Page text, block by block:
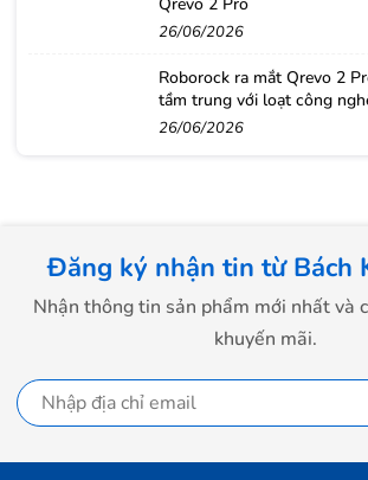
26/06/2026
Roborock ra mắt Qrevo 2
tầm trung với loạt công
cao cấp
26/06/2026
Đăng ký nhận tin từ Bách
Nhận thông tin sản phẩm mới nhất và
khuyến mãi.